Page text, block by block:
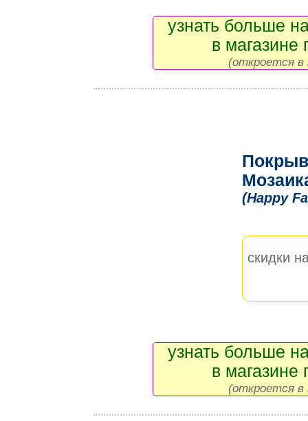
узнать больше
в магазине
(откроется в
(Happy
скидки
узнать больше
в магазине
(откроется в